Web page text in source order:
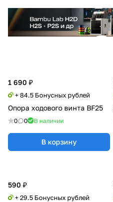
1 690 ₽
+ 84.5 Бонусных рублей
Опора ходового винта BF25
0 0 В наличии
В корзину
590 ₽
+ 29.5 Бонусных рублей